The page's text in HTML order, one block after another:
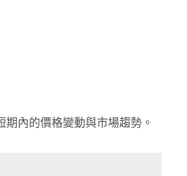
內的價格變動與市場趨勢。